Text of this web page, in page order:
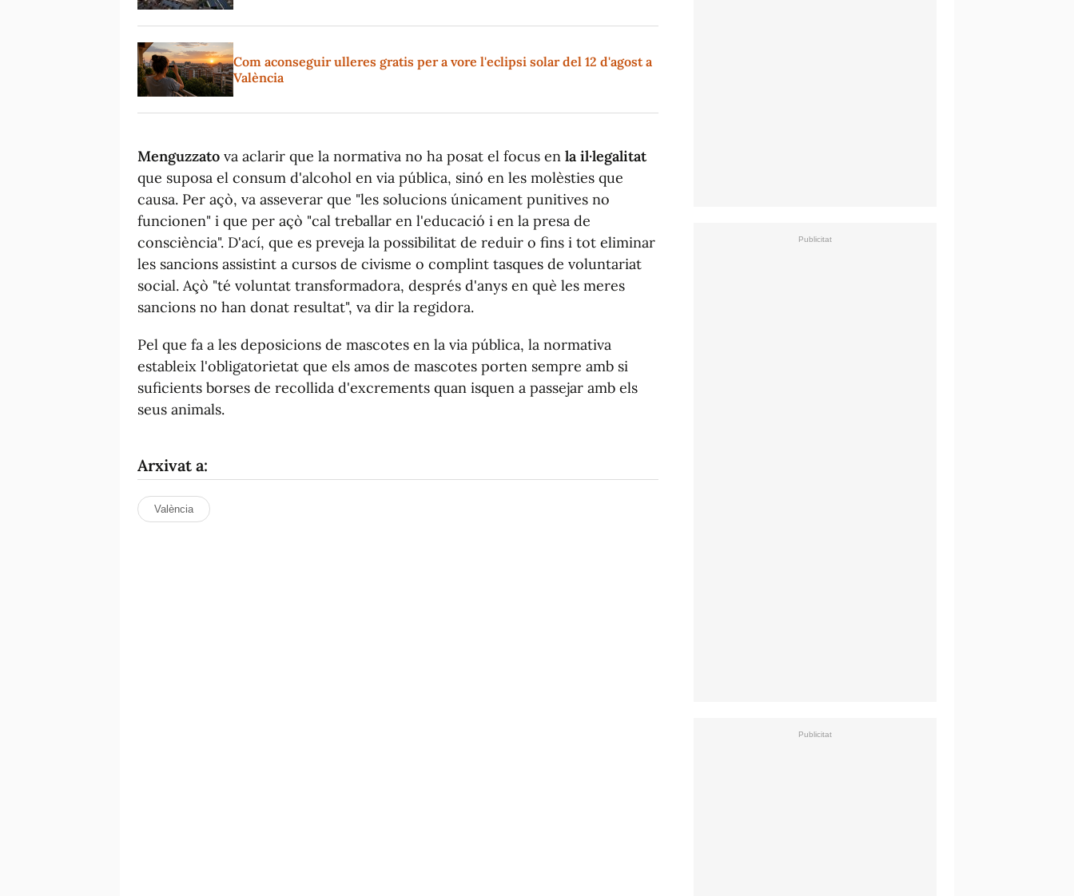
Com aconseguir ulleres gratis per a vore l'eclipsi solar del 12 d'agost a
València
Menguzzato va aclarir que la normativa no ha posat el focus en la il·legalitat
que suposa el consum d'alcohol en via pública, sinó en les molèsties que
causa. Per açò, va asseverar que "les solucions únicament punitives no
funcionen" i que per açò "cal treballar en l'educació i en la presa de
consciència". D'ací, que es preveja la possibilitat de reduir o fins i tot eliminar
les sancions assistint a cursos de civisme o complint tasques de voluntariat
social. Açò "té voluntat transformadora, després d'anys en què les meres
sancions no han donat resultat", va dir la regidora.
Pel que fa a les deposicions de mascotes en la via pública, la normativa
estableix l'obligatorietat que els amos de mascotes porten sempre amb si
suficients borses de recollida d'excrements quan isquen a passejar amb els
seus animals.
Arxivat a:
València